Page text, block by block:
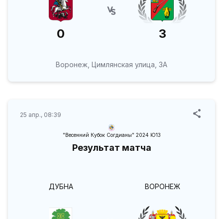
0 3
Воронеж, Цимлянская улица, 3А
25 апр., 08:39
"Весенний Кубок Согдианы" 2024 Ю13
Результат матча
ДУБНА ВОРОНЕЖ